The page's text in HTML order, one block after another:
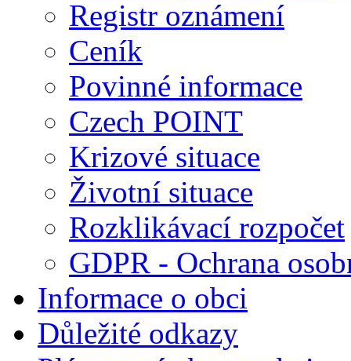
Registr oznámení
Ceník
Povinné informace
Czech POINT
Krizové situace
Životní situace
Rozklikávací rozpočet
GDPR - Ochrana
Informace o obci
Důležité odkazy